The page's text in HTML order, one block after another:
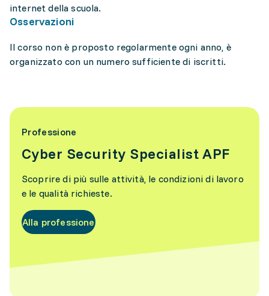
internet della scuola.
Osservazioni
Il corso non è proposto regolarmente ogni anno, è
organizzato con un numero sufficiente di iscritti.
Professione
Cyber Security Specialist APF
Scoprire di più sulle attività, le condizioni di lavoro
e le qualità richieste.
Alla professione